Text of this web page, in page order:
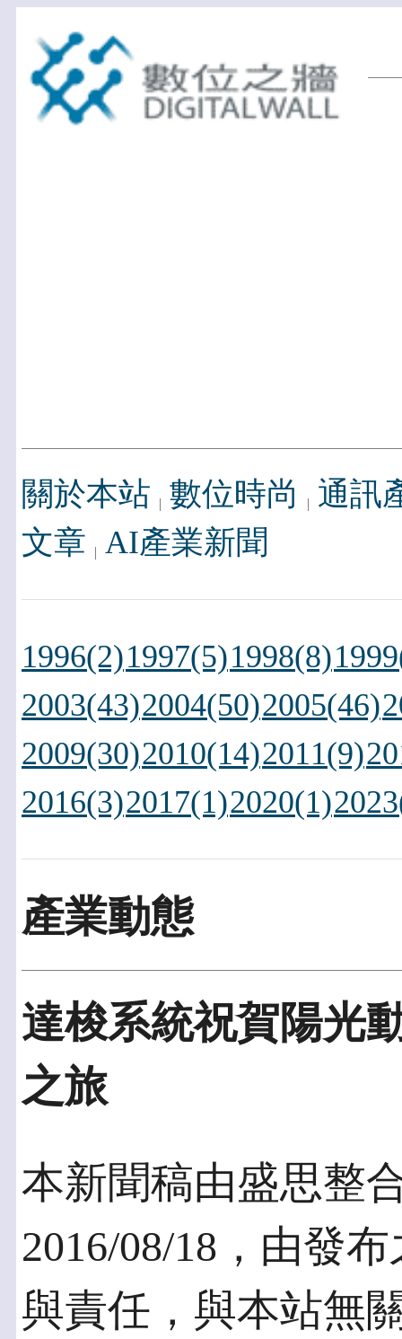
關於本站 數位時尚
通訊
文章 AI產業新聞
1996(2)1997(5)1998(8)
2003(43)2004(50)2005(46)
2009(30)2010(14)2011(9)
2016(3)2017(1)2020(1)
產業動態
達梭系統祝賀陽光
之旅
本新聞稿由盛思整
2016/08/18，由發
與責任，與本站無